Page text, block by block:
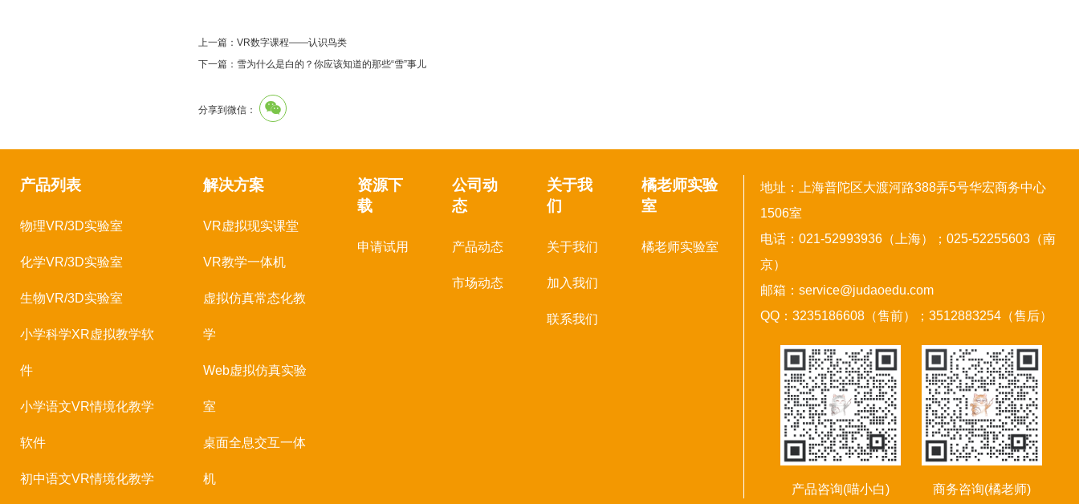
上一篇：VR数字课程——认识鸟类
下一篇：雪为什么是白的？你应该知道的那些“雪”事儿
分享到微信：
产品列表
物理VR/3D实验室
化学VR/3D实验室
生物VR/3D实验室
小学科学XR虚拟教学软
件
小学语文VR情境化教学
软件
初中语文VR情境化教学
解决方案
VR虚拟现实课堂
VR教学一体机
虚拟仿真常态化教
学
Web虚拟仿真实验
室
桌面全息交互一体
机
资源下
载
申请试用
公司动
态
产品动态
市场动态
关于我
们
关于我们
加入我们
联系我们
橘老师实验
室
橘老师实验室
地址：上海普陀区大渡河路388弄5号华宏商务中心
1506室
电话：021-52993936（上海）；025-52255603（南
京）
邮箱：service@judaoedu.com
QQ：3235186608（售前）；3512883254（售后）
产品咨询(喵小白) 商务咨询(橘老师)